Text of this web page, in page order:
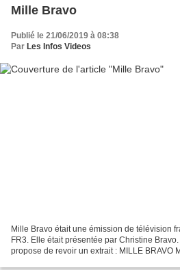
Mille Bravo
Publié le 21/06/2019 à 08:38
Par Les Infos Videos
Mille Bravo était une émission de télévision
FR3. Elle était présentée par Christine
propose de revoir un extrait : MILLE BRAVO